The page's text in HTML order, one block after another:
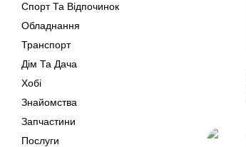
Спорт Та Відпочинок
Обладнання
Транспорт
Дім Та Дача
Хобі
Знайомства
Запчастини
Послуги